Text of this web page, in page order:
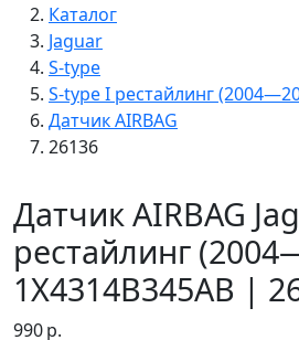
Каталог
Jaguar
S-type
S-type I рестайлинг
Датчик AIRBAG
26136
Датчик AIRBAG
рестайлинг
1X4314B345AB |
990р.